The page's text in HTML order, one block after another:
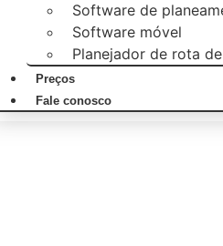
Software de
Software móvel
Planejador de rota
Preços
Fale conosco